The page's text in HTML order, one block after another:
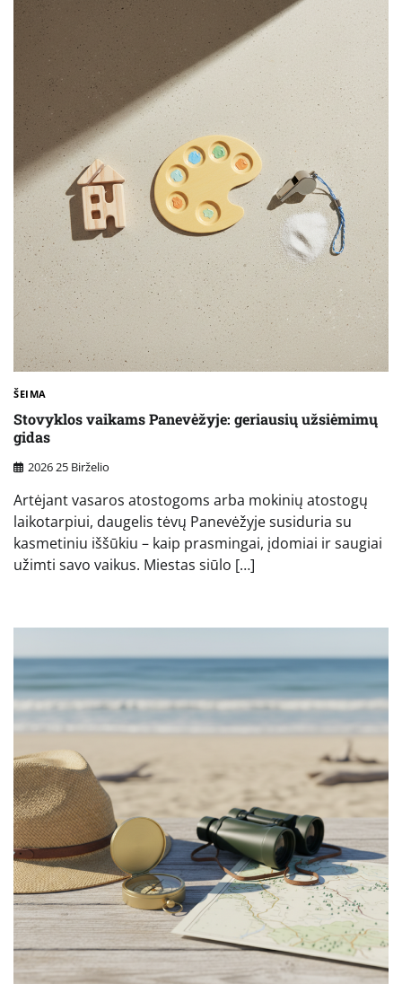
ŠEIMA
Stovyklos vaikams Panevėžyje: geriausių užsiėmimų
gidas
2026 25 Birželio
Artėjant vasaros atostogoms arba mokinių atostogų
laikotarpiui, daugelis tėvų Panevėžyje susiduria su
kasmetiniu iššūkiu – kaip prasmingai, įdomiai ir saugiai
užimti savo vaikus. Miestas siūlo […]